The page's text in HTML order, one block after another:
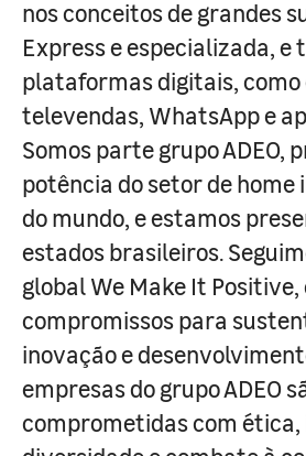
nos conceitos de grandes
Express e especializada, e
plataformas digitais,
televendas, WhatsApp e
Somos parte grupo ADEO,
potência do setor de
do mundo, e estamos
estados brasileiros.
global We Make It Positive,
compromissos para
inovação e
empresas do grupo ADEO
comprometidas com